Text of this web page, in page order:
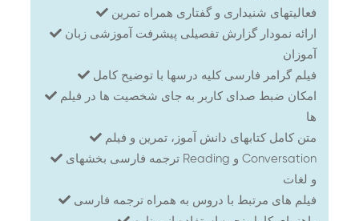
فعالیتهای شنیداری و گفتاری همراه تمرین
ارائه نمودار گزارش تفصیلی پیشرفت آموزشی زبان
آموزان
فیلم گرامر فارسی کلیه درسها با توضیح کامل
امکان ضبط صدای کاربر به جای شخصیت ها در فیلم
ها
متن کامل کتابهای دانش آموز، تمرین و فیلم
ترجمه فارسی بخشهای Reading و Conversation
و لغات
فیلم های مرتبط با دروس به همراه ترجمه فارسی